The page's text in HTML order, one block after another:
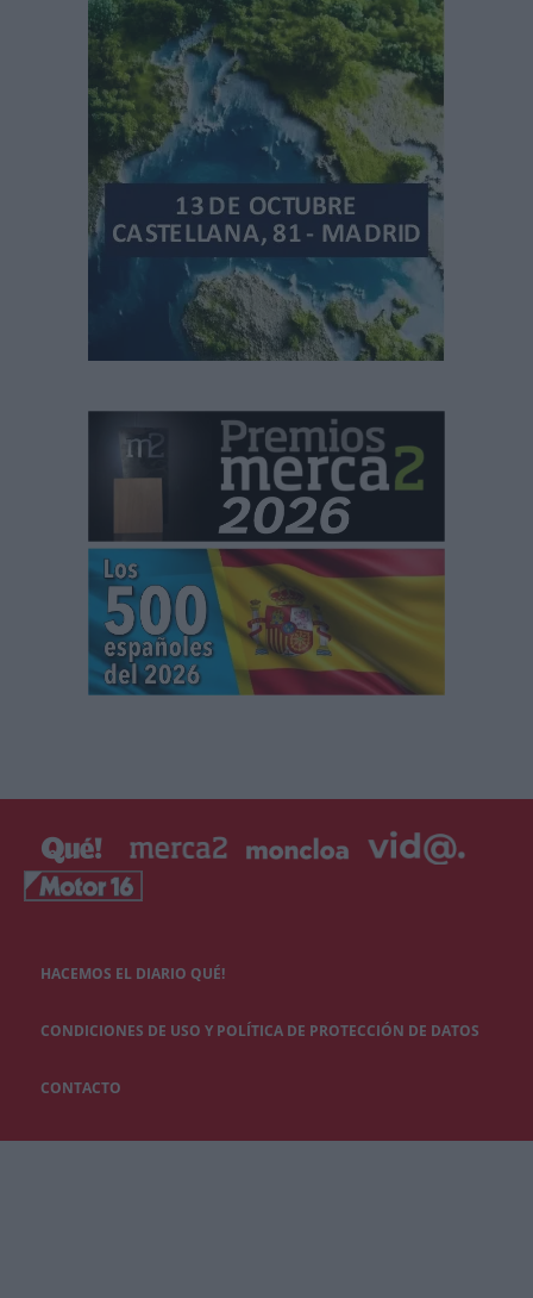
HACEMOS EL DIARIO QUÉ!
CONDICIONES DE USO Y POLÍTICA DE PROTECCIÓN DE DATOS
CONTACTO